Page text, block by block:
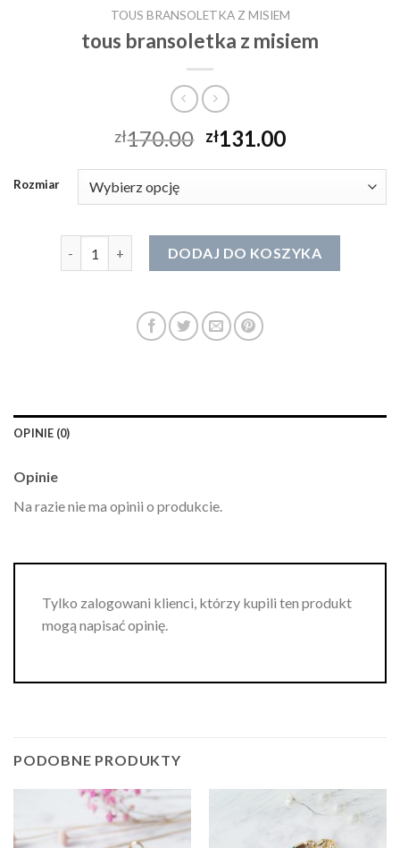
TOUS BRANSOLETKA Z MISIEM
tous bransoletka z misiem
zł170.00 zł131.00
Rozmiar
DODAJ DO KOSZYKA
OPINIE (0)
Opinie
Na razie nie ma opinii o produkcie.
Tylko zalogowani klienci, którzy kupili ten produkt
mogą napisać opinię.
PODOBNE PRODUKTY